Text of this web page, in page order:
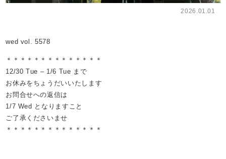
2026.01.01
wed vol. 5578
＊＊＊＊＊＊＊＊＊＊＊＊＊＊
12/30 Tue – 1/6 Tue まで
お休みをちょうだいいたします
お問合せへの返信は
1/7 Wed となりますこと
ご了承くださいませ
＊＊＊＊＊＊＊＊＊＊＊＊＊＊